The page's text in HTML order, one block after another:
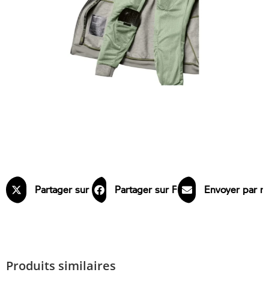
Partager sur X Partager sur FacebookEnvoyer par
Produits similaires